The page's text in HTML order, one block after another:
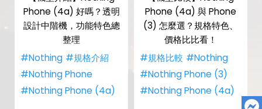
Phone (4a) 好嗎？透明
設計中階機，功能特色總
整理
#Nothing #規格介紹
#Nothing Phone
#Nothing Phone (4a)
Phone (4a) 與 Phone
(3) 怎麼選？規格特色、
價格比比看！
#規格比較 #Nothing
#Nothing Phone (3)
#Nothing Phone (4a)